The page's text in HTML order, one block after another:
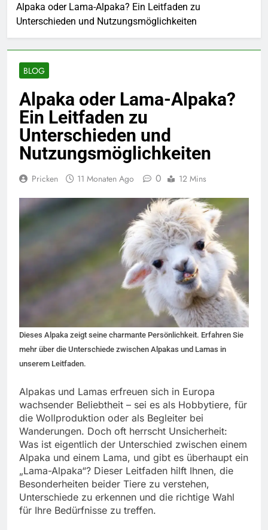
Alpaka oder Lama-Alpaka? Ein Leitfaden zu
Unterschieden und Nutzungsmöglichkeiten
BLOG
Alpaka oder Lama-Alpaka?
Ein Leitfaden zu
Unterschieden und
Nutzungsmöglichkeiten
Pricken 11 Monaten Ago 0 12 Mins
Dieses Alpaka zeigt seine charmante Persönlichkeit. Erfahren Sie
mehr über die Unterschiede zwischen Alpakas und Lamas in
unserem Leitfaden.
Alpakas und Lamas erfreuen sich in Europa
wachsender Beliebtheit – sei es als Hobbytiere, für
die Wollproduktion oder als Begleiter bei
Wanderungen. Doch oft herrscht Unsicherheit:
Was ist eigentlich der Unterschied zwischen einem
Alpaka und einem Lama, und gibt es überhaupt ein
„Lama-Alpaka“? Dieser Leitfaden hilft Ihnen, die
Besonderheiten beider Tiere zu verstehen,
Unterschiede zu erkennen und die richtige Wahl
für Ihre Bedürfnisse zu treffen.